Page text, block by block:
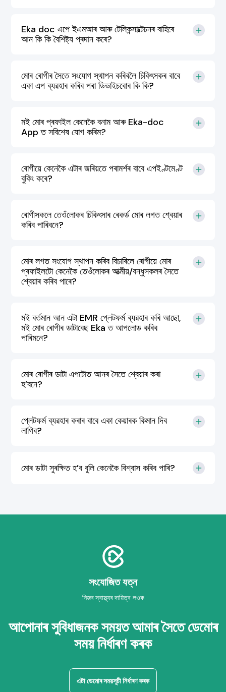
Eka doc এপে ইএমআৰ আৰু টেলিকন্সাল্টেচনৰ বাহিৰে
আন কি কি বৈশিষ্ট্য প্ৰদান কৰে?
মোৰ ৰোগীৰ সৈতে সংযোগ স্থাপন কৰিবলৈ চিকিৎসকৰ বাবে
একা এপ ব্যৱহাৰ কৰিব পৰা ডিভাইচবোৰ কি কি?
মই মোৰ প্ৰফাইল কেনেকৈ বনাম আৰু Eka-doc
App ত সবিশেষ যোগ কৰিম?
ৰোগীয়ে কেনেকৈ এটাৰ জৰিয়তে পৰামৰ্শৰ বাবে এপইণ্টমেণ্ট
বুকিং কৰে?
ৰোগীসকলে তেওঁলোকৰ চিকিৎসাৰ ৰেকৰ্ড মোৰ লগত শ্বেয়াৰ
কৰিব পাৰিবনে?
মোৰ লগত সংযোগ স্থাপন কৰিব বিচাৰিলে ৰোগীয়ে মোৰ
প্ৰফাইলটো কেনেকৈ তেওঁলোকৰ আত্মীয়/বন্ধুসকলৰ সৈতে
শ্বেয়াৰ কৰিব পাৰে?
মই বৰ্তমান আন এটা EMR প্লেটফৰ্ম ব্যৱহাৰ কৰি আছো,
মই মোৰ ৰোগীৰ ডাটাবেছ Eka ত আপলোড কৰিব
পাৰিমনে?
মোৰ ৰোগীৰ ডাটা এপটোত আনৰ সৈতে শ্বেয়াৰ কৰা
হ’বনে?
প্লেটফৰ্ম ব্যৱহাৰ কৰাৰ বাবে একা কেয়াৰক কিমান দিব
লাগিব?
মোৰ ডাটা সুৰক্ষিত হ’ব বুলি কেনেকৈ বিশ্বাস কৰিব পাৰি?
সংযোজিত যত্ন
নিজৰ স্বাস্থ্যৰ দায়িত্ব লওক
আপোনাৰ সুবিধাজনক সময়ত আমাৰ সৈতে ডেমোৰ
সময় নিৰ্ধাৰণ কৰক
এটা ডেমোৰ সময়সূচী নিৰ্ধাৰণ কৰক